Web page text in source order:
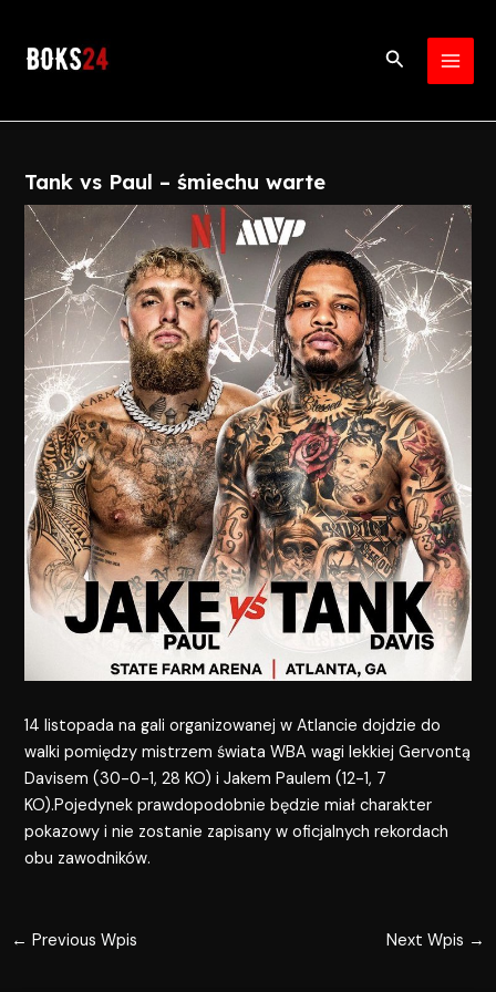
content
Search
Tank vs Paul – śmiechu warte
14 listopada na gali organizowanej w Atlancie dojdzie do
walki pomiędzy mistrzem świata WBA wagi lekkiej Gervontą
Davisem (30-0-1, 28 KO) i Jakem Paulem (12-1, 7
KO).Pojedynek prawdopodobnie będzie miał charakter
pokazowy i nie zostanie zapisany w oficjalnych rekordach
obu zawodników.
← Previous Wpis Next Wpis →